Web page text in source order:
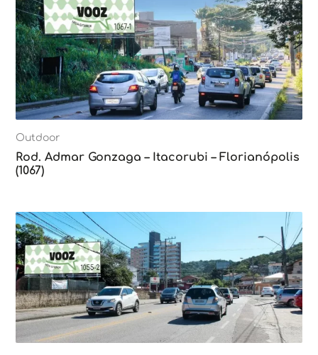
Outdoor
Rod. Admar Gonzaga – Itacorubi – Florianópolis
(1067)